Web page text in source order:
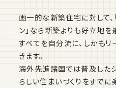
画一的な新築住宅に対して、
ン」なら新築よりも好立地
すべてを自分流に、しかもリ
きます。
海外先進諸国では普及した
らしい住まいづくりをすでに